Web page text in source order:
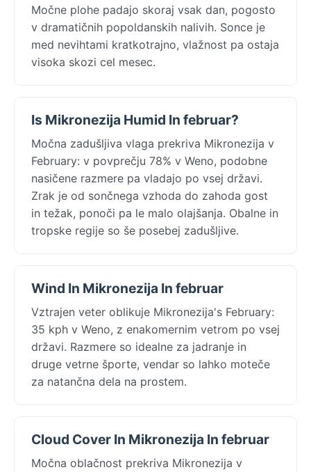
Močne plohe padajo skoraj vsak dan, pogosto
v dramatičnih popoldanskih nalivih. Sonce je
med nevihtami kratkotrajno, vlažnost pa ostaja
visoka skozi cel mesec.
Is Mikronezija Humid In februar?
Močna zadušljiva vlaga prekriva Mikronezija v
February: v povprečju 78% v Weno, podobne
nasičene razmere pa vladajo po vsej državi.
Zrak je od sončnega vzhoda do zahoda gost
in težak, ponoči pa le malo olajšanja. Obalne in
tropske regije so še posebej zadušljive.
Wind In Mikronezija In februar
Vztrajen veter oblikuje Mikronezija's February:
35 kph v Weno, z enakomernim vetrom po vsej
državi. Razmere so idealne za jadranje in
druge vetrne športe, vendar so lahko moteče
za natančna dela na prostem.
Cloud Cover In Mikronezija In februar
Močna oblačnost prekriva Mikronezija v